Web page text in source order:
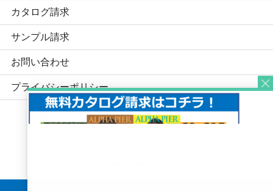
カタログ請求
サンプル請求
お問い合わせ
プライバシーポリシー
大阪府大阪市中央区淡路町3-3-10 チクマビル4F